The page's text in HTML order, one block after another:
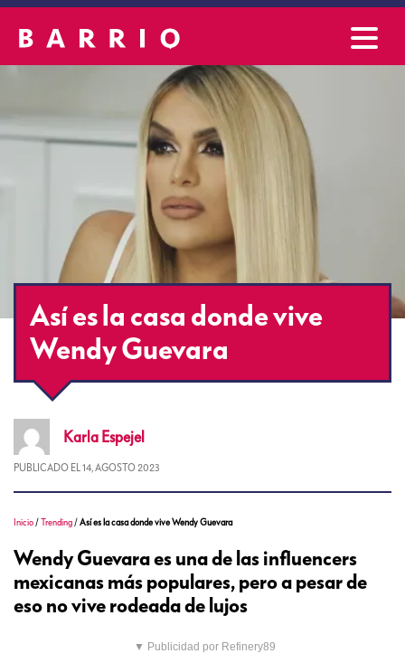
Así es la casa donde vive
Wendy Guevara
Karla Espejel
PUBLICADO EL 14, AGOSTO 2023
Inicio /Trending /Así es la casa donde vive Wendy Guevara
Wendy Guevara es una de las influencers
mexicanas más populares, pero a pesar de
eso no vive rodeada de lujos
▼ Publicidad por Refinery89